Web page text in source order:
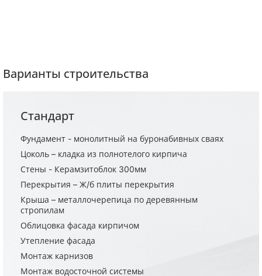
Варианты строительства
Стандарт
Фундамент - монолитный на буронабивных сваях
Цоколь – кладка из полнотелого кирпича
Стены - Керамзитоблок 300мм
Перекрытия – Ж/б плиты перекрытия
Крыша – металлочерепица по деревянным
стропилам
Облицовка фасада кирпичом
Утепление фасада
Монтаж карнизов
Монтаж водосточной системы